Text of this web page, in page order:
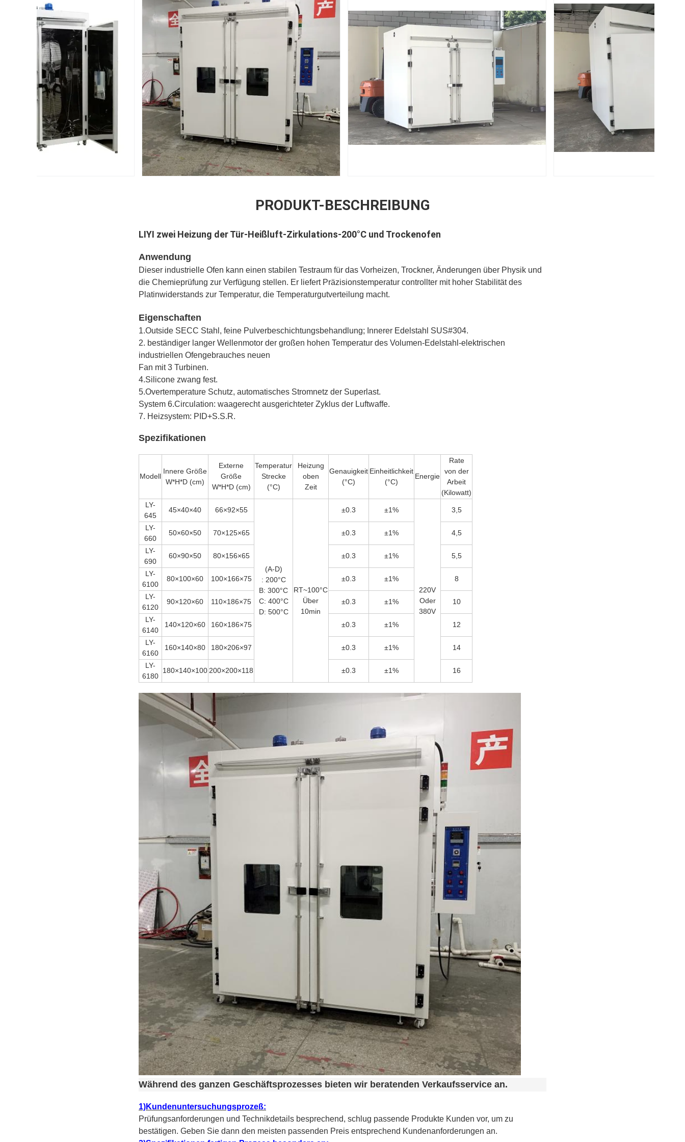
PRODUKT-BESCHREIBUNG
LIYI zwei Heizung der Tür-Heißluft-Zirkulations-200°C und Trockenofen
Anwendung
Dieser industrielle Ofen kann einen stabilen Testraum für das Vorheizen, Trockner, Änderungen über Physik und
die Chemieprüfung zur Verfügung stellen. Er liefert Präzisionstemperatur controllter mit hoher Stabilität des
Platinwiderstands zur Temperatur, die Temperaturgutverteilung macht.
Eigenschaften
1.Outside SECC Stahl, feine Pulverbeschichtungsbehandlung; Innerer Edelstahl SUS#304.
2. beständiger langer Wellenmotor der großen hohen Temperatur des Volumen-Edelstahl-elektrischen
industriellen Ofengebrauches neuen
Fan mit 3 Turbinen.
4.Silicone zwang fest.
5.Overtemperature Schutz, automatisches Stromnetz der Superlast.
System 6.Circulation: waagerecht ausgerichteter Zyklus der Luftwaffe.
7. Heizsystem: PID+S.S.R.
Spezifikationen
Modell
Innere Größe
W*H*D (cm)
Externe
Größe
W*H*D (cm)
Temperatur
Strecke
(°C)
Heizung
oben
Zeit
Genauigkeit
(°C)
Einheitlichkeit
(°C)
Energie
Rate
von der
Arbeit
(Kilowatt)
LY-
645
45×40×40 66×92×55
(A-D)
: 200°C
B: 300°C
C: 400°C
D: 500°C
RT~100°C
Über
10min
±0.3 ±1%
220V
Oder
380V
3,5
LY-
660
50×60×50 70×125×65 ±0.3 ±1% 4,5
LY-
690
60×90×50 80×156×65 ±0.3 ±1% 5,5
LY-
6100
80×100×60 100×166×75 ±0.3 ±1% 8
LY-
6120
90×120×60 110×186×75 ±0.3 ±1% 10
LY-
6140
140×120×60 160×186×75 ±0.3 ±1% 12
LY-
6160
160×140×80 180×206×97 ±0.3 ±1% 14
LY-
6180
180×140×100200×200×118 ±0.3 ±1% 16
Während des ganzen Geschäftsprozesses bieten wir beratenden Verkaufsservice an.
1)Kundenuntersuchungsprozeß:
Prüfungsanforderungen und Technikdetails besprechend, schlug passende Produkte Kunden vor, um zu
bestätigen. Geben Sie dann den meisten passenden Preis entsprechend Kundenanforderungen an.